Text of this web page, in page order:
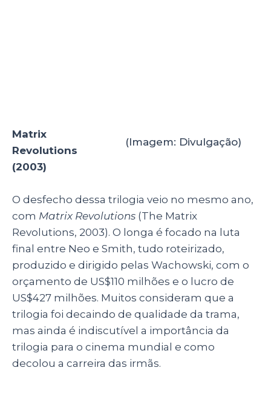
(Imagem: Divulgação)
Matrix
Revolutions
(2003)
O desfecho dessa trilogia veio no mesmo ano,
com Matrix Revolutions (The Matrix
Revolutions, 2003). O longa é focado na luta
final entre Neo e Smith, tudo roteirizado,
produzido e dirigido pelas Wachowski, com o
orçamento de US$110 milhões e o lucro de
US$427 milhões. Muitos consideram que a
trilogia foi decaindo de qualidade da trama,
mas ainda é indiscutível a importância da
trilogia para o cinema mundial e como
decolou a carreira das irmãs.